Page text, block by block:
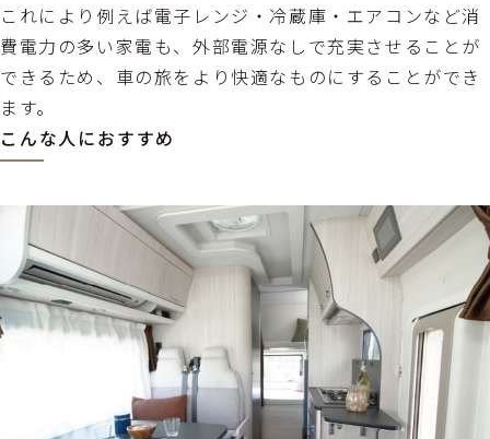
これにより例えば電子レンジ・冷蔵庫・エアコンなど消
費電力の多い家電も、外部電源なしで充実させることが
できるため、車の旅をより快適なものにすることができ
ます。
こんな人におすすめ